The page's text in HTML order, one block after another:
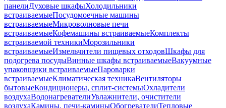
панелиДуховые шкафыХолодильники
встраиваемыеПосудомоечные машины
встраиваемыеМикроволновые печи
встраиваемыеКофемашины встраиваемыеКомплекты
встраиваемой техникиМорозильники
встраиваемыеИзмельчители пищевых отходовШкафы для
подогрева посудыВинные шкафы встраиваемыеВакуумные
упаковщики встраиваемыеПароварки
встраиваемыеКлиматическая техникаВентиляторы
бытовыеКондиционеры, сплит-системыОхладители
воздухаВодонагревателиУвлажнители, очистители
воздухаКамины, печи-каминыОбогревателиТепловые